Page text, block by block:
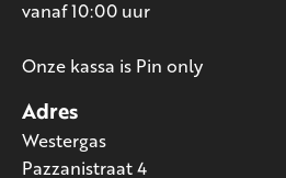
Adres
Westergas
Pazzanistraat 4
vanaf 10:00 uur
Onze kassa is Pin only